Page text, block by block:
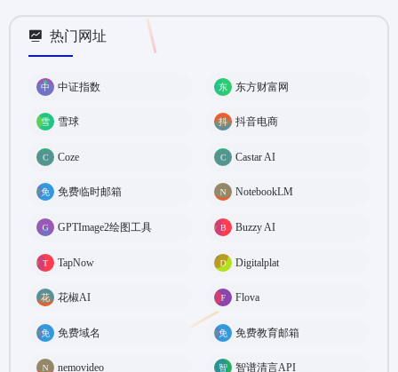
热门网址
中证指数 东方财富网
雪球 抖音电商
Coze Castar AI
免费临时邮箱 NotebookLM
GPTImage2绘图工具 Buzzy AI
TapNow Digitalplat
花椒AI Flova
免费域名 免费教育邮箱
nemovideo 智谱清言API